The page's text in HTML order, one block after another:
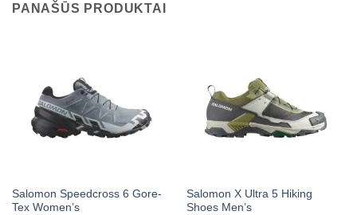
PANAŠŪS PRODUKTAI
Salomon Speedcross 6 Gore-
Tex Women’s
Salomon X Ultra 5 Hiking
Shoes Men’s